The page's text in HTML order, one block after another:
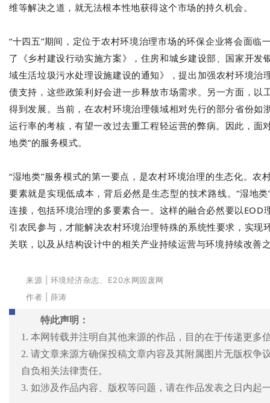
维等解决之道，就无法根本性地获得这个市场的持久机会。
“十四五”期间，定位于农村环境治理市场的环保企业将会面
了《乡村建设行动实施方案》，住房和城乡建设部、国家开
域生活垃圾污水处理设施建设的通知》，提出加强农村环境
债支持，这些政策利好会进一步释放市场需求。另一方面，
得到发展。当前，在农村环境治理领域相对先行的部分省份
运行率的考核，有望一改过去重工程轻运营的弊病。因此，面
地类”的服务模式。
“湿地类”服务模式的第一要点， 是农村环境治理的生态化。农
要素就是实现低成本，背后必然是生态型的技术路线。“湿地
连接，包括环境治理的多要素合一。 这样的融合必然要以EOD
引农民参与，才能解决农村环境治理特殊的系统性要求，实
关联，以及从结构设计中的相关产业持续运营与环境持续改善
来源 |
环境经济杂志、E20水网固废网
作者 | 薛涛
特此声明：
1. 本网转载并注明自其他来源的作品，目的在于传递更多
2. 请文章来源方确保投稿文章内容及其附属图片无版权争
自负相关法律责任。
3. 如涉及作品内容、版权等问题，请在作品发表之日内起